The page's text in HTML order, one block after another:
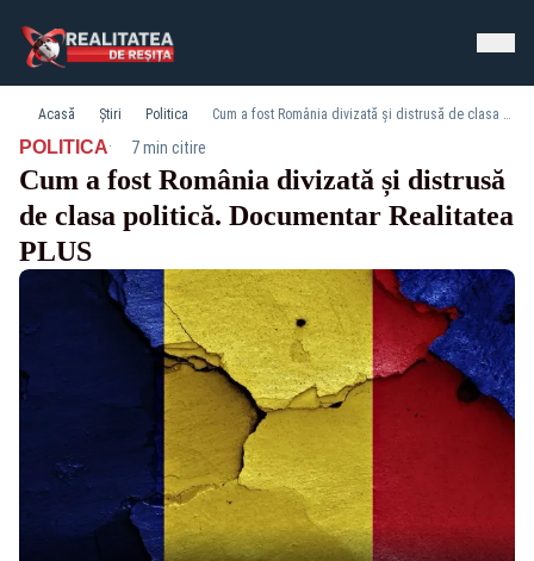
Acasă Știri Politica Cum a fost România divizată și distrusă de clasa politică. Documentar Realitatea PLUS
POLITICA· 7 min citire
Cum a fost România divizată și distrusă
de clasa politică. Documentar Realitatea
PLUS